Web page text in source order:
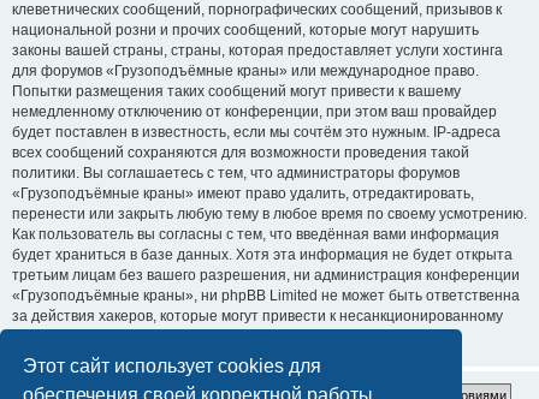
Этот сайт использует cookies для
обеспечения своей корректной работы.
клеветнических сообщений, порнографических сообщений, призывов к
национальной розни и прочих сообщений, которые могут нарушить
законы вашей страны, страны, которая предоставляет услуги хостинга
для форумов «Грузоподъёмные краны» или международное право.
Попытки размещения таких сообщений могут привести к вашему
немедленному отключению от конференции, при этом ваш провайдер
будет поставлен в известность, если мы сочтём это нужным. IP-адреса
всех сообщений сохраняются для возможности проведения такой
политики. Вы соглашаетесь с тем, что администраторы форумов
«Грузоподъёмные краны» имеют право удалить, отредактировать,
перенести или закрыть любую тему в любое время по своему усмотрению.
Как пользователь вы согласны с тем, что введённая вами информация
будет храниться в базе данных. Хотя эта информация не будет открыта
третьим лицам без вашего разрешения, ни администрация конференции
«Грузоподъёмные краны», ни phpBB Limited не может быть ответственна
за действия хакеров, которые могут привести к несанкционированному